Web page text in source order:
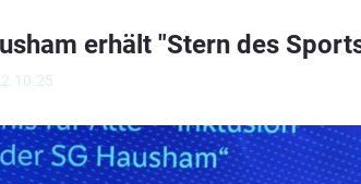
erhält "Stern des